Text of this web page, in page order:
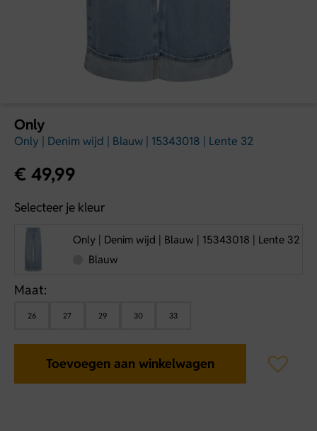
Only
Only | Denim wijd | Blauw | 15343018 | Lente 32
€ 49,99
Selecteer je kleur
Only | Denim wijd | Blauw | 15343018 | Lente 32
Blauw
Maat:
26 27 29 30 33
Toevoegen aan winkelwagen